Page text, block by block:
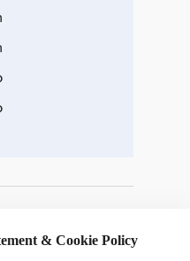
& Cookie Policy